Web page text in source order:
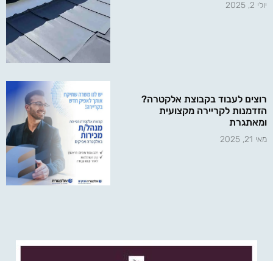
יולי 2, 2025
רוצים לעבוד בקבוצת אלקטרה?
הזדמנות לקריירה מקצועית
ומאתגרת
מאי 21, 2025